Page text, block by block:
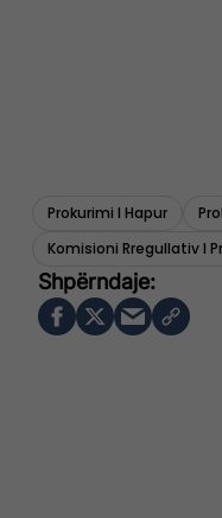
Prokurimi I Hapur
Komisioni Rregullativ I